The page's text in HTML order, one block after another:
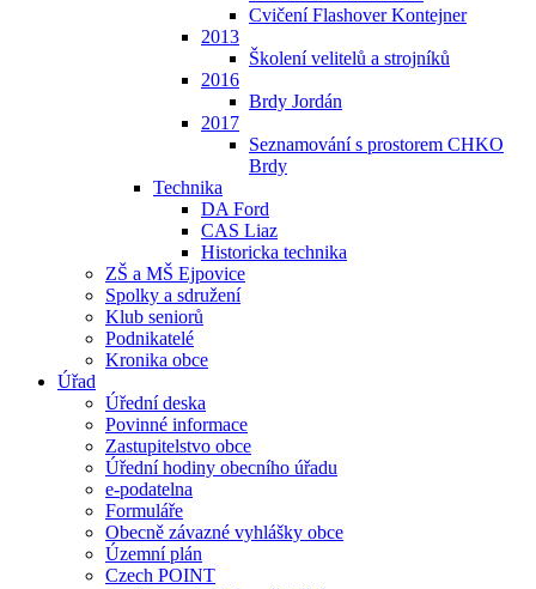
Cvičení Flashover Kontejner
2013
Školení velitelů a strojníků
2016
Brdy Jordán
2017
Seznamování s prostorem CHKO
Brdy
Technika
DA Ford
CAS Liaz
Historicka technika
ZŠ a MŠ Ejpovice
Spolky a sdružení
Klub seniorů
Podnikatelé
Kronika obce
Úřad
Úřední deska
Povinné informace
Zastupitelstvo obce
Úřední hodiny obecního úřadu
e-podatelna
Formuláře
Obecně závazné vyhlášky obce
Územní plán
Czech POINT